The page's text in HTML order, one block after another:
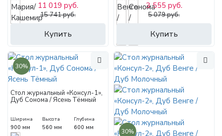
Купить
11 019 руб.
15 741 руб.
Купить
3 555 руб.
5 079 руб.
30%
Стол журнальный «Консул-1»,
Дуб Сонома / Ясень Тёмный
Ширина
900 мм
Высота
560 мм
Глубина
600 мм 30%